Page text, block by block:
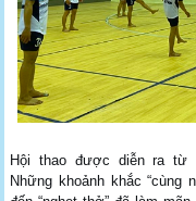
Hội thao được diễn ra từ
Những khoảnh khắc “cùng